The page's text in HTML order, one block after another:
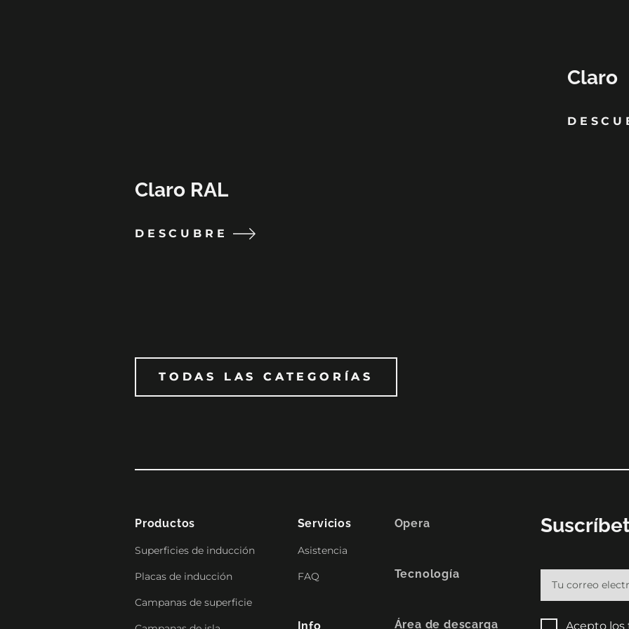
Claro RAL
DESCUBRE
Claro
TODAS LAS CATEGORÍAS
TODAS LAS CATEGORÍAS
Productos
Superficies de inducción
Placas de inducción
Campanas de superficie
Servicios
Asistencia
FAQ
Info
Opera
Tecnología
Área de descarga Acepto los